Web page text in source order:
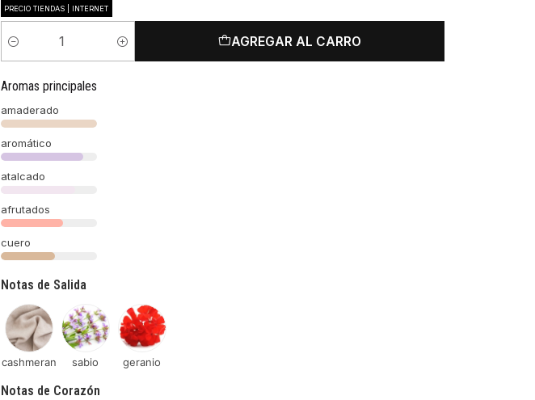
PRECIO TIENDAS | INTERNET
Cantidad
AGREGAR AL CARRO
Aromas principales
amaderado
aromático
atalcado
afrutados
cuero
Notas de Salida
cashmeran sabio geranio
Notas de Corazón